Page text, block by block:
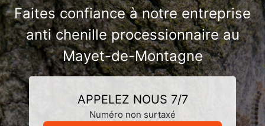
Faites confiance à notre entreprise
anti chenille processionnaire au
Mayet-de-Montagne
APPELEZ NOUS 7/7
Numéro non surtaxé